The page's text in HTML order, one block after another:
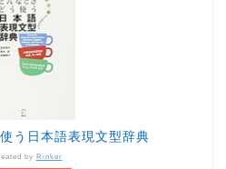
う日本語表現文型辞典
by Rinker